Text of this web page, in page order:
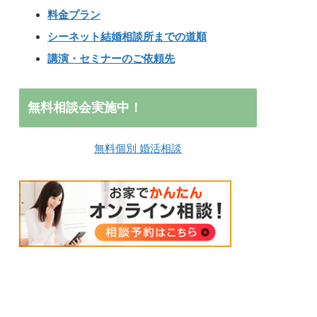
料金プラン
シーネット結婚相談所までの道順
講演・セミナーのご依頼先
無料相談会実施中！
無料個別 婚活相談